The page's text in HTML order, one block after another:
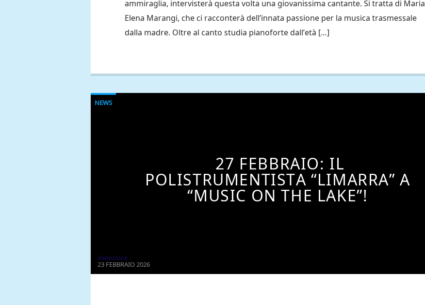
ammiraglia, intervisterà questa volta una giovanissima cantante. Si tratta di Maria
Elena Marangi, che ci racconterà dell’innata passione per la musica trasmessale
dalla madre. Oltre al canto studia pianoforte dall’età […]
NEWS
27 FEBBRAIO: IL
POLISTRUMENTISTA “LIMARRA” A
“MUSIC ON THE LAKE”!
Redazione
23 FEBBRAIO 2026